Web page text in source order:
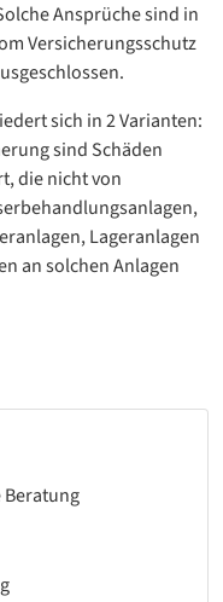
Ansprüche sind in
Versicherungsschutz
sich in 2 Varianten:
sind Schäden
die nicht von
Lageranlagen
an solchen Anlagen
Beratung